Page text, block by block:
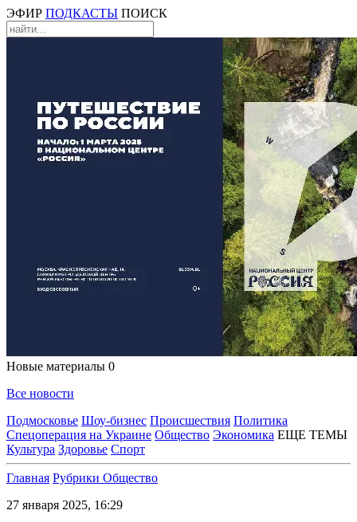
ЭФИР ПОДКАСТЫ ПОИСК
Новые материалы 0
Все новости
Подмосковье Шоу-бизнес Происшествия Политика
Спецоперация на Украине Общество Экономика ЕЩЕ ТЕМЫ
Культура Здоровье Спорт
Главная Рубрики Общество
27 января 2025, 16:29